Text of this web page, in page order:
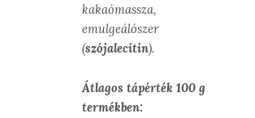
kakaómassza,
emulgeálószer
(szójalecitin).
Átlagos tápérték 100 g
termékben: